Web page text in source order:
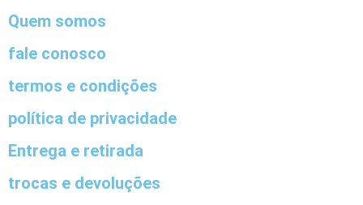
Quem somos
fale conosco
termos e condições
política de privacidade
Entrega e retirada
trocas e devoluções